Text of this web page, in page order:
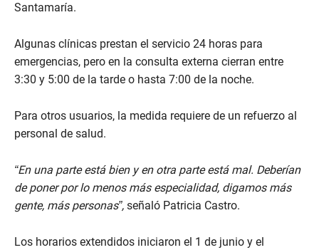
Santamaría.
Algunas clínicas prestan el servicio 24 horas para
emergencias, pero en la consulta externa cierran entre
3:30 y 5:00 de la tarde o hasta 7:00 de la noche.
Para otros usuarios, la medida requiere de un refuerzo al
personal de salud.
“En una parte está bien y en otra parte está mal. Deberían
de poner por lo menos más especialidad, digamos más
gente, más personas”, señaló Patricia Castro.
Los horarios extendidos iniciaron el 1 de junio y el